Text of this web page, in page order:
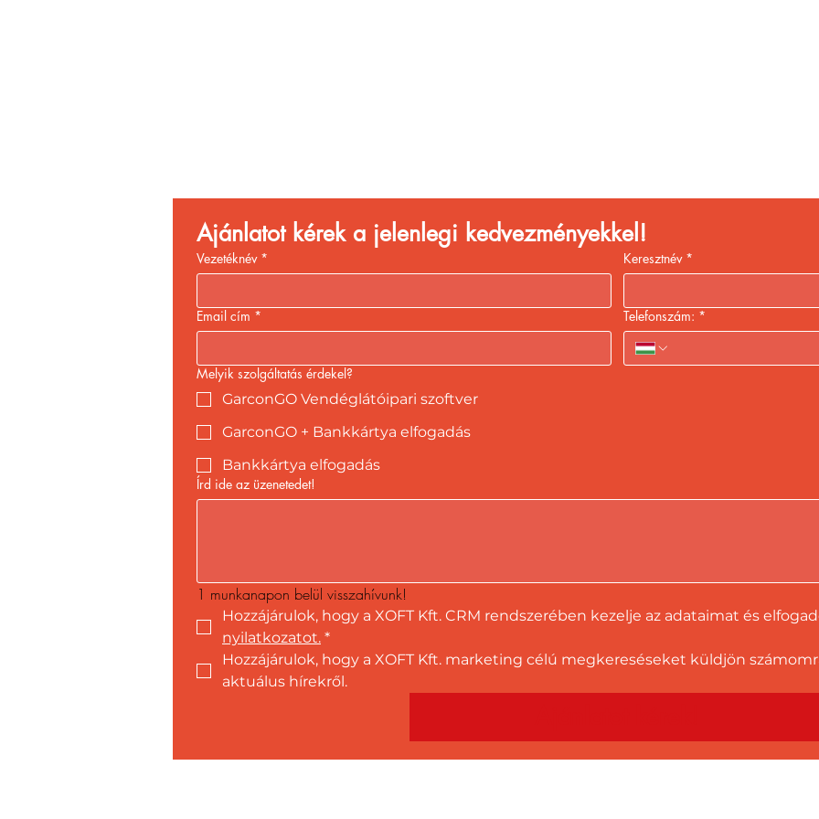
Ajánlatot kérek a jelenlegi kedvezményekkel!
Vezetéknév * Keresztnév *
Email cím * Telefonszám: *
Melyik szolgáltatás érdekel?
GarconGO Vendéglátóipari szoftver
GarconGO + Bankkártya elfogadás
Bankkártya elfogadás
Írd ide az üzenetedet!
1 munkanapon belül visszahívunk!
Hozzájárulok, hogy a XOFT Kft. CRM rendszerében kezelje az adataimat és
nyilatkozatot. *
Hozzájárulok, hogy a XOFT Kft. marketing célú megkereséseket küldjön
aktuálus hírekről.